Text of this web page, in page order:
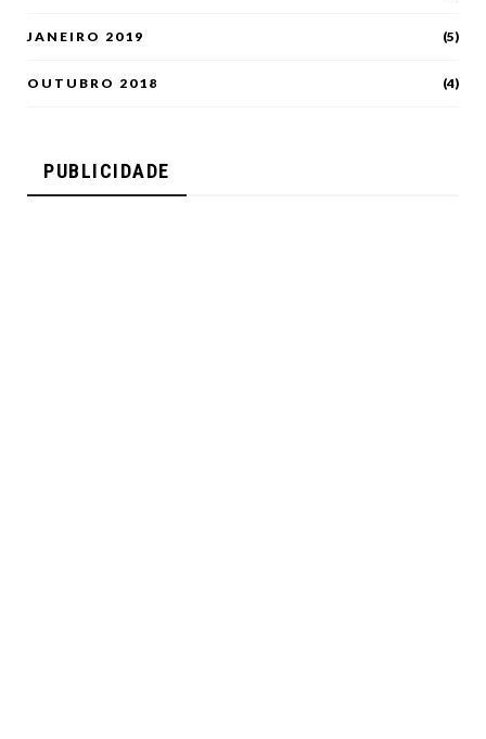
JANEIRO 2019 (5)
OUTUBRO 2018 (4)
PUBLICIDADE